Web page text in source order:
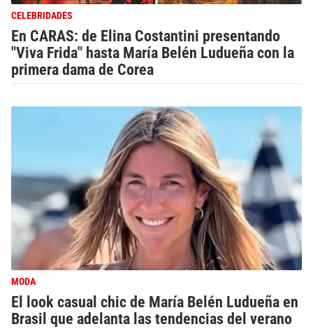
CELEBRIDADES
En CARAS: de Elina Costantini presentando
"Viva Frida" hasta María Belén Ludueña con la
primera dama de Corea
MODA
El look casual chic de María Belén Ludueña en
Brasil que adelanta las tendencias del verano